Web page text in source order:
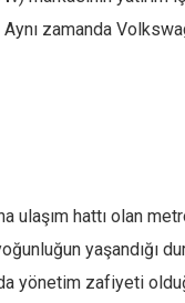
zamanda
ulaşım hattı olan
yaşandığı
yönetim zafiyeti